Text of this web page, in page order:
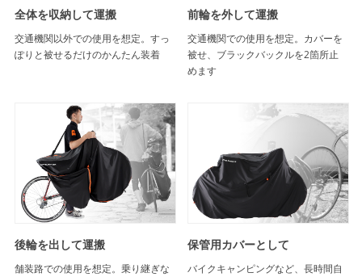
全体を収納して運搬
交通機関以外での使用を想定。すっ
ぽりと被せるだけのかんたん装着
前輪を外して運搬
交通機関での使用を想定。カバーを
被せ、ブラックバックルを2箇所止
めます
後輪を出して運搬
舗装路での使用を想定。乗り継ぎな
保管用カバーとして
バイクキャンピングなど、長時間自